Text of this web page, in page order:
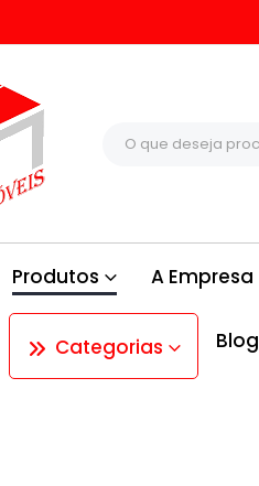
Produtos A Empresa
Categorias Blog